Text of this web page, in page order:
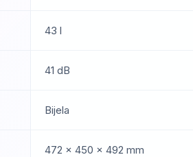
43 l
41 dB
Bijela
472 × 450 × 492 mm